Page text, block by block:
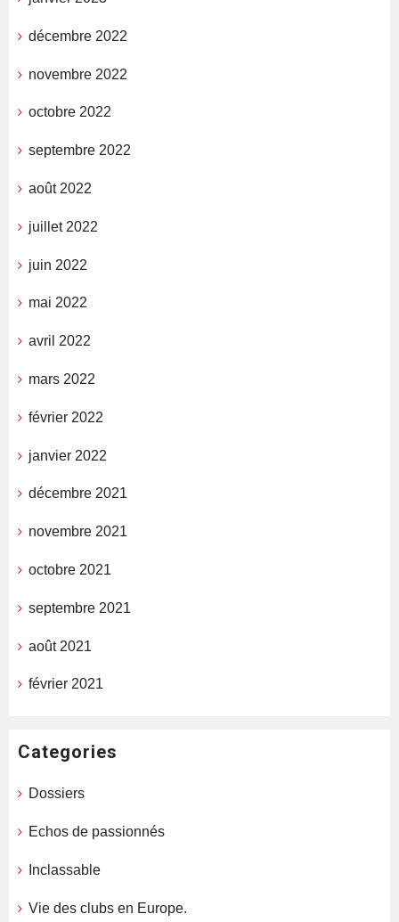
décembre 2022
novembre 2022
octobre 2022
septembre 2022
août 2022
juillet 2022
juin 2022
mai 2022
avril 2022
mars 2022
février 2022
janvier 2022
décembre 2021
novembre 2021
octobre 2021
septembre 2021
août 2021
février 2021
Categories
Dossiers
Echos de passionnés
Inclassable
Vie des clubs en Europe.